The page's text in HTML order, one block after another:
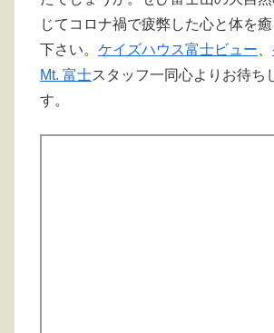
じてコロナ禍で疲弊した心と体を
下さい。ケイズハウス富士ビュー 、
Mt. 富士スタッフ一同心よりお待ち
す。